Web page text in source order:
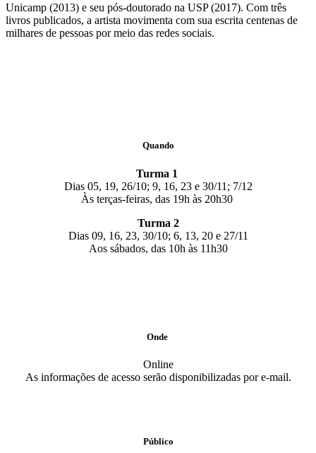
Unicamp (2013) e seu pós-doutorado na USP (2017). Com três
livros publicados, a artista movimenta com sua escrita centenas de
milhares de pessoas por meio das redes sociais.
Quando
Turma 1
Dias 05, 19, 26/10; 9, 16, 23 e 30/11; 7/12
Às terças-feiras, das 19h às 20h30
Turma 2
Dias 09, 16, 23, 30/10; 6, 13, 20 e 27/11
Aos sábados, das 10h às 11h30
Onde
Online
As informações de acesso serão disponibilizadas por e-mail.
Público